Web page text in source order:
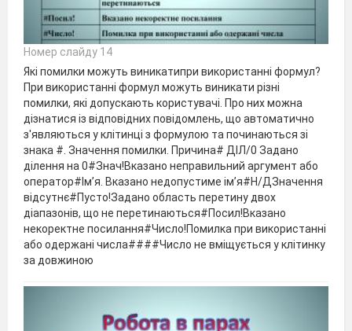
Номер слайду 14
Які помилки можуть виникатипри використанні формул?
При використанні формул можуть виникати різні
помилки, які допускають користувачі. Про них можна
дізнатися із відповідних повідомлень, що автоматично
з'являються у клітинці з формулою та починаються зі
знака #. Значення помилки. Причина# ДІЛ/0 Задано
ділення на 0#Знач!Вказано неправильний аргумент або
оператор#Ім’я. Вказано недопустиме ім’я#Н/ДЗначення
відсутнє#Пусто!Задано область перетину двох
діапазонів, що не перетинаються#Посил!Вказано
некоректне посилання#Число!Помилка при використанні
або одержані числа####Число не вміщується у клітинку
за довжиною